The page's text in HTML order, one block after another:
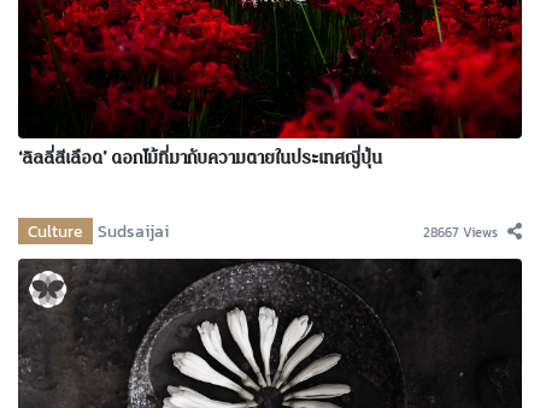
‘ลิลลี่สีเลือด’ ดอกไม้ที่มากับความตายในประเทศญี่ปุ่น
Culture Sudsaijai 28667 Views